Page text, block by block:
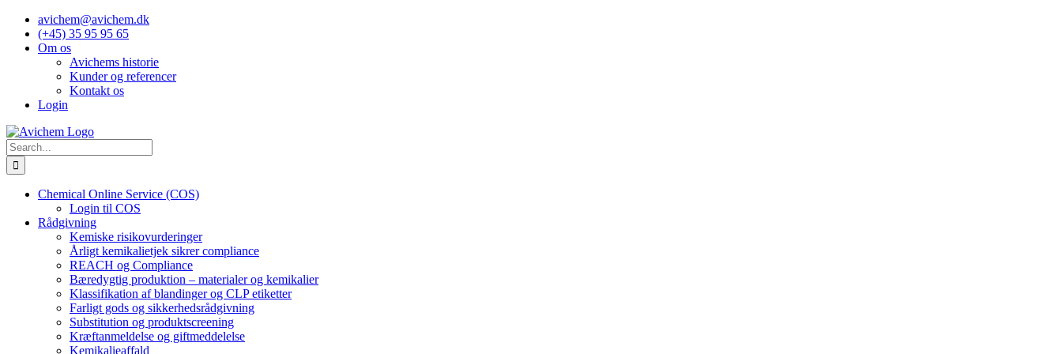
Skip
content
avichem@avichem.dk
(+45) 35 95 95 65
Om os
Avichems historie
Kunder og referencer
Kontakt os
Login
Search
for:
Chemical Online Service (COS)
Login til COS
Rådgivning
Kemiske risikovurderinger
Årligt kemikalietjek sikrer compliance
REACH og Compliance
Bæredygtig produktion – materialer og kemikalier
Klassifikation af blandinger og CLP etiketter
Farligt gods og sikkerhedsrådgivning
Substitution og produktscreening
Kræftanmeldelse og giftmeddelelse
Kemikalieaffald